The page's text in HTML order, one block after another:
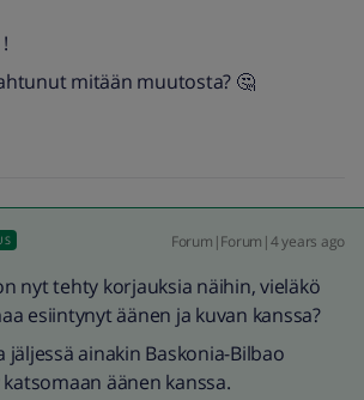
!
mitään muutosta? 🤔
Forum|Forum|4 years ago
nyt tehty korjauksia näihin, vieläkö
esiintynyt äänen ja kuvan kanssa?
jäljessä ainakin Baskonia-Bilbao
äänen kanssa.